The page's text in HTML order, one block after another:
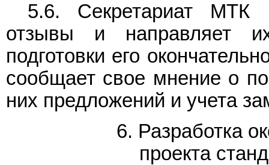
5.6. Секретариат МТК
отзывы и направляет
подготовки его
сообщает свое мнение о
них предложений и учета
6. Разработка
проекта